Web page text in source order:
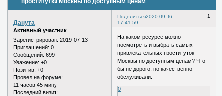
проститутки Москвы по доступным ценам
Поделиться 1
2020-09-06
17:41:59
Данута
Активный участник
Зарегистрирован: 2019-07-13
Приглашений: 0
Сообщений: 699
Уважение: +0
Позитив: +0
Провел на форуме:
11 часов 45 минут
Последний визит:
На каком ресурсе можно
посмотреть и выбрать самых
привлекательных проституток
Москвы по доступным ценам? Что
бы не дорого, но качественно
обслуживали.
0